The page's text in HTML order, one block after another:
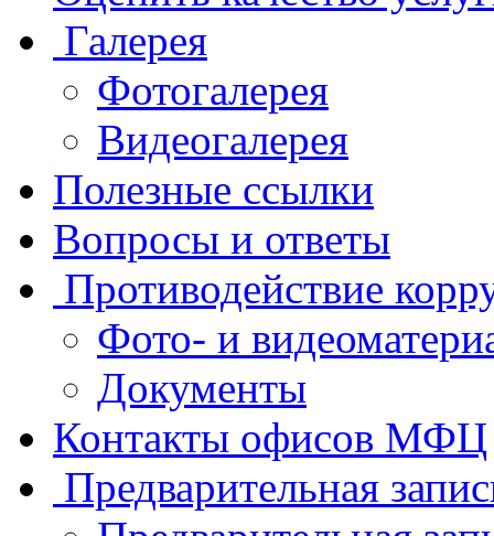
Галерея
Фотогалерея
Видеогалерея
Полезные ссылки
Вопросы и ответы
Противодействие
Фото- и
Документы
Контакты офисов МФЦ
Предварительная